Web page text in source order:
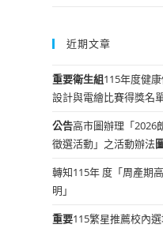
近期文章
重要衛生組115年度健
設計與電繪比賽得獎名
公告高市圖辦理「2026
徵選活動」之活動辦法
轉知115年 度「周產期
明」
重要115繁星推薦校內